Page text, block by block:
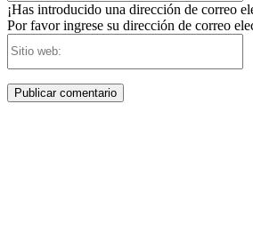
¡Has introducido una dirección de correo
Por favor ingrese su dirección de correo